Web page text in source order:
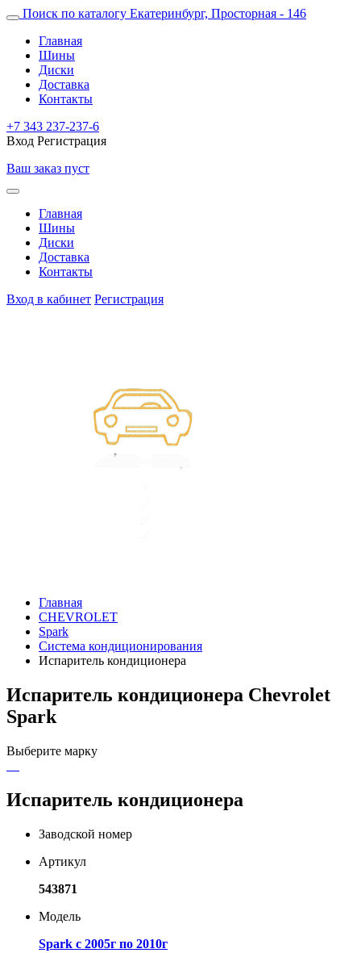
Поиск по каталогу Екатеринбург, Просторная - 146
Главная
Шины
Диски
Доставка
Контакты
+7 343 237-237-6
Вход Регистрация
Ваш заказ пуст
Главная
Шины
Диски
Доставка
Контакты
Вход в кабинет Регистрация
Главная
CHEVROLET
Spark
Система кондиционирования
Испаритель кондиционера
Испаритель кондиционера Chevrolet
Spark
Выберите марку
Испаритель кондиционера
Заводской номер
Артикул
543871
Модель
Spark с 2005г по 2010г